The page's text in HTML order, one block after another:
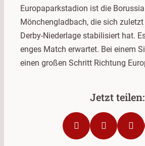
Europaparkstadion ist die
Mönchengladbach, die sich
Derby-Niederlage stabilisiert hat.
enges Match erwartet. Bei einem
einen großen Schritt Richtung